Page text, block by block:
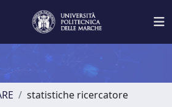
statistiche ricercatore